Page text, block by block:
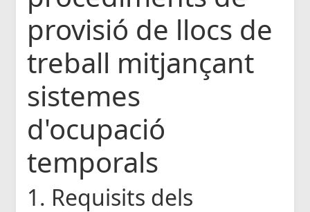
provisió de llocs de
treball mitjançant
sistemes
d'ocupació
temporals
1. Requisits dels